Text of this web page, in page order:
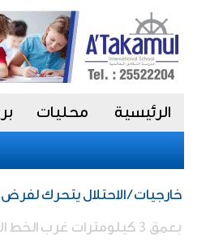
الرئيسية محليات
خارجيات / الاحتلال يتحرك
بعمق 3 كيلومترات غرب الخط الأصفر